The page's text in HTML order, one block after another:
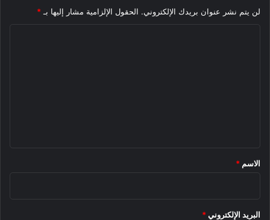
لن يتم نشر عنوان بريدك الإلكتروني. الحقول الإلزامية مشار إليها بـ *
*
الاسم *
البريد الإلكتروني *